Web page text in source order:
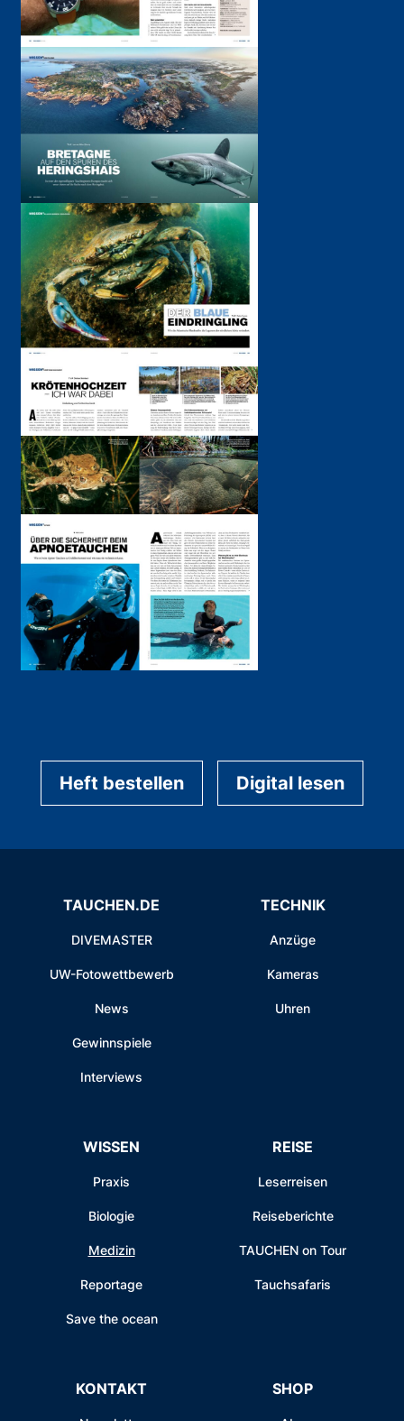
Heft bestellen Digital lesen
TAUCHEN.DE
DIVEMASTER
UW-Fotowettbewerb
News
Gewinnspiele
Interviews
TECHNIK
Anzüge
Kameras
Uhren
WISSEN
Praxis
Biologie
Medizin
Reportage
Save the ocean
REISE
Leserreisen
Reiseberichte
TAUCHEN on Tour
Tauchsafaris
KONTAKT SHOP